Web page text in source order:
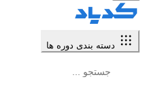
دسته بندی دوره ها